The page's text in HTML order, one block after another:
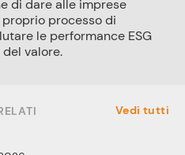
di dare alle imprese
processo di
le performance ESG
valore.
Vedi tutti